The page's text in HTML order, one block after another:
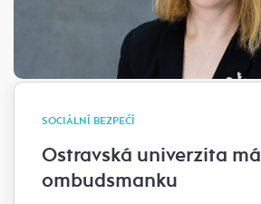
SOCIÁLNÍ BEZPEČÍ
Ostravská univerzita má
ombudsmanku